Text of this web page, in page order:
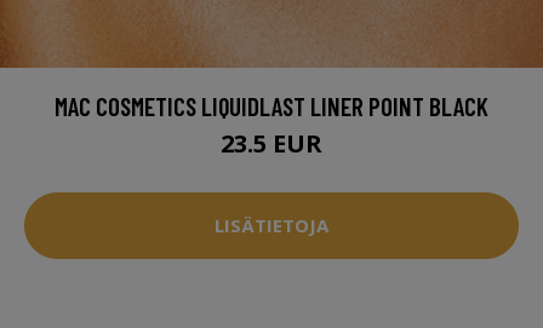
MAC COSMETICS LIQUIDLAST LINER POINT BLACK
23.5 EUR
LISÄTIETOJA